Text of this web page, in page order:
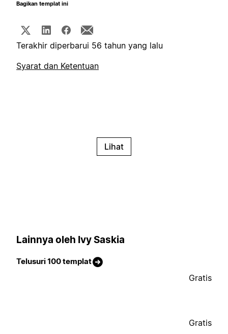
Bagikan templat ini
Terakhir diperbarui 56 tahun yang lalu
Syarat dan Ketentuan
Lihat
Lainnya oleh Ivy Saskia
Telusuri 100 templat
Gratis
Gratis